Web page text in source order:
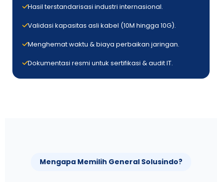
Hasil terstandarisasi industri internasional.
Validasi kapasitas asli kabel (10M hingga 10G).
Menghemat waktu & biaya perbaikan jaringan.
Dokumentasi resmi untuk sertifikasi & audit IT.
Mengapa Memilih General Solusindo?